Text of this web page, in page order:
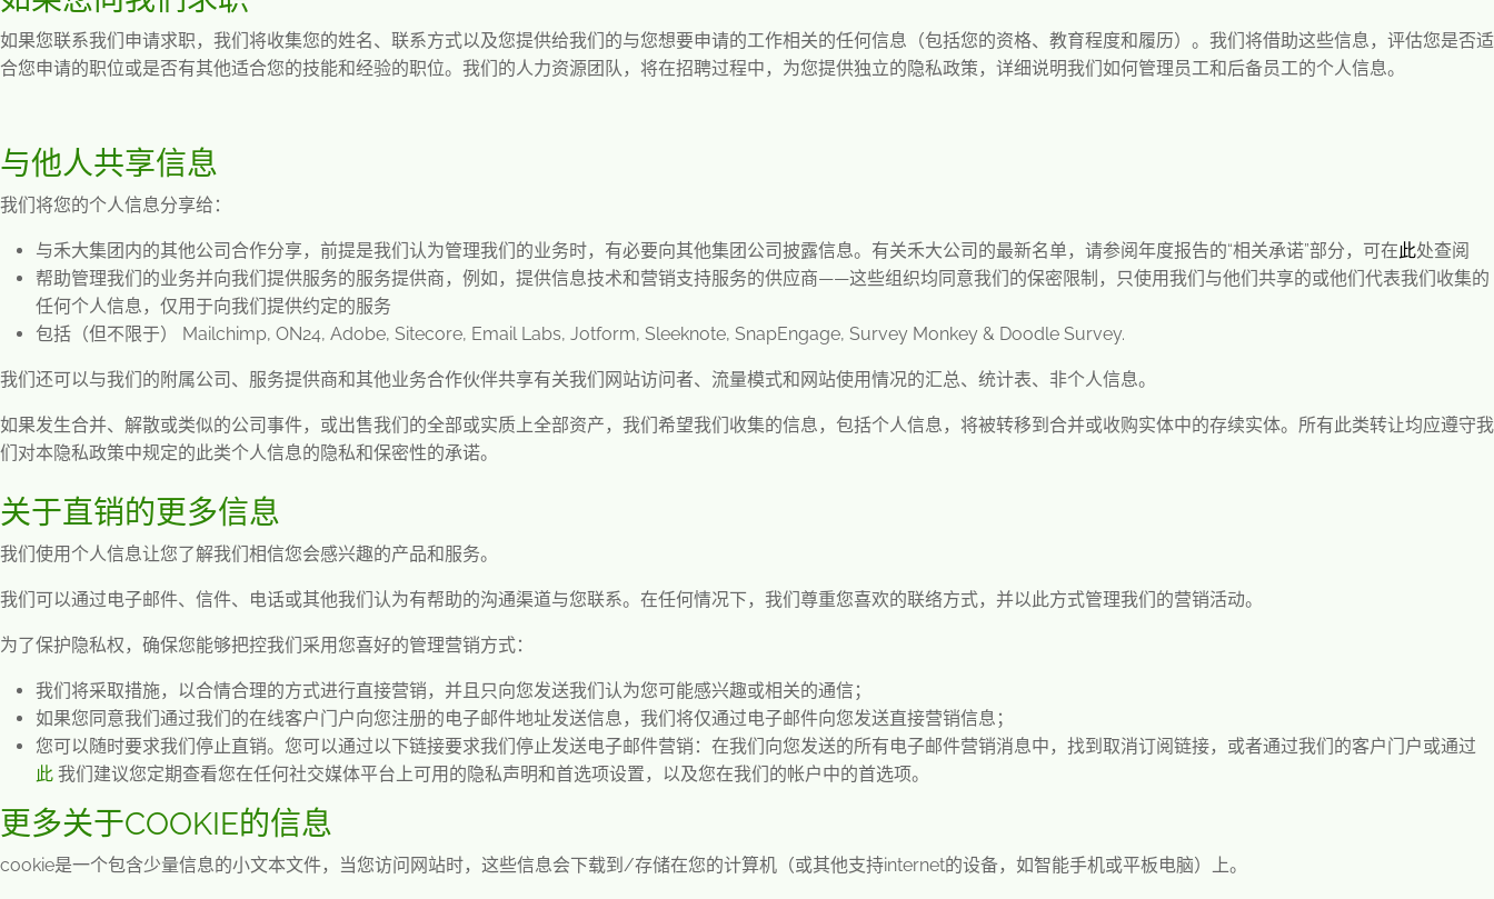
如果您联系我们申请求职，我们将收集您的姓名、联系方式以及您提供给我们的与您想要申请的工作相关的任何信息（包括您的资格、教育程度和履历）。我们将借助这些信息，评估您是否适
合您申请的职位或是否有其他适合您的技能和经验的职位。我们的人力资源团队，将在招聘过程中，为您提供独立的隐私政策，详细说明我们如何管理员工和后备员工的个人信息。
与他人共享信息
我们将您的个人信息分享给：
与禾大集团内的其他公司合作分享，前提是我们认为管理我们的业务时，有必要向其他集团公司披露信息。有关禾大公司的最新名单，请参阅年度报告的“相关承诺”部分，可在此处查阅
帮助管理我们的业务并向我们提供服务的服务提供商，例如，提供信息技术和营销支持服务的供应商——这些组织均同意我们的保密限制，只使用我们与他们共享的或他们代表我们收集的
任何个人信息，仅用于向我们提供约定的服务
包括（但不限于）
Mailchimp, ON24, Adobe, Sitecore, Email Labs, Jotform, Sleeknote, SnapEngage, Survey Monkey & Doodle Survey.
我们还可以与我们的附属公司、服务提供商和其他业务合作伙伴共享有关我们网站访问者、流量模式和网站使用情况的汇总、统计表、非个人信息。
如果发生合并、解散或类似的公司事件，或出售我们的全部或实质上全部资产，我们希望我们收集的信息，包括个人信息，将被转移到合并或收购实体中的存续实体。所有此类转让均应遵守我
们对本隐私政策中规定的此类个人信息的隐私和保密性的承诺。
关于直销的更多信息
我们使用个人信息让您了解我们相信您会感兴趣的产品和服务。
我们可以通过电子邮件、信件、电话或其他我们认为有帮助的沟通渠道与您联系。在任何情况下，我们尊重您喜欢的联络方式，并以此方式管理我们的营销活动。
为了保护隐私权，确保您能够把控我们采用您喜好的管理营销方式：
我们将采取措施，以合情合理的方式进行直接营销，并且只向您发送我们认为您可能感兴趣或相关的通信；
如果您同意我们通过我们的在线客户门户向您注册的电子邮件地址发送信息，我们将仅通过电子邮件向您发送直接营销信息；
您可以随时要求我们停止直销。您可以通过以下链接要求我们停止发送电子邮件营销：在我们向您发送的所有电子邮件营销消息中，找到取消订阅链接，或者通过我们的客户门户或通过
此 我们建议您定期查看您在任何社交媒体平台上可用的隐私声明和首选项设置，以及您在我们的帐户中的首选项。
更多关于COOKIE的信息
cookie是一个包含少量信息的小文本文件，当您访问网站时，这些信息会下载到 /存储在您的计算机（或其他支持internet的设备，如智能手机或平板电脑）上。